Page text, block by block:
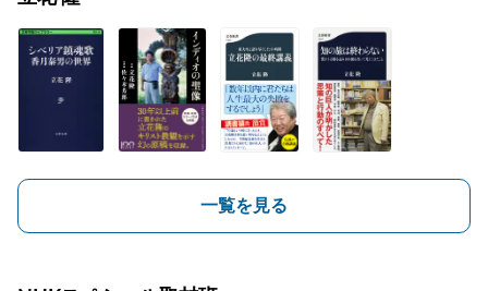
一覧を見る